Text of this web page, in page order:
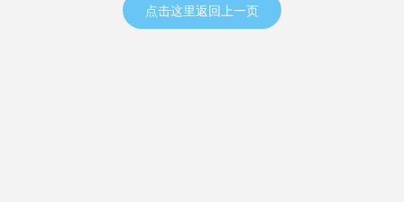
点击这里返回上一页